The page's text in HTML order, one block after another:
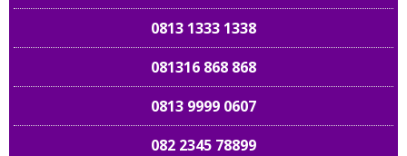
0813 1333 1338
081316 868 868
0813 9999 0607
082 2345 78899